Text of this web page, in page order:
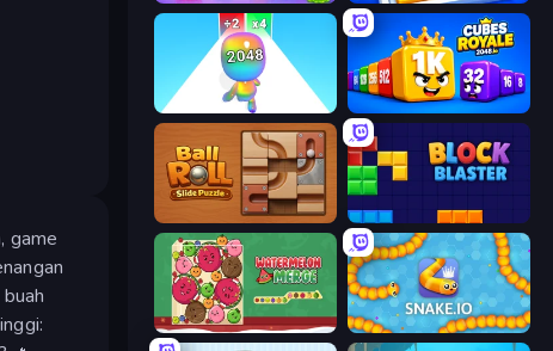
game
Man Runner 2048 Cubes 2048 Royale
Block Blaster
Fruit Merge: Juicy Drop Game Snake.io